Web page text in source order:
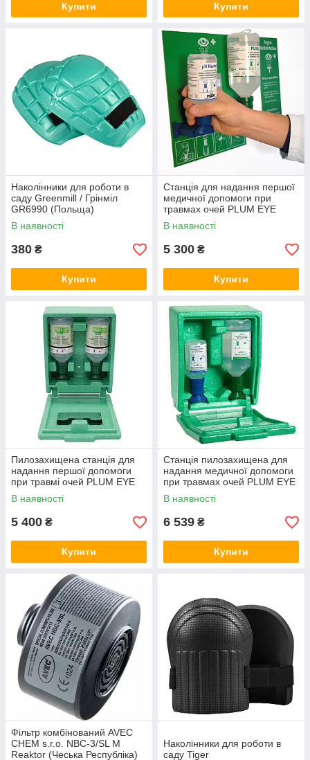
Купити Купити
Наколінники для роботи в
саду Greenmill / Грінміл
GR6990 (Польща)
В наявності
380 ₴
Купити
Станція для надання першої
медичної допомоги при
травмах очей PLUM EYE
WASH / pH NEUTRAL 4770
(Данія)
В наявності
5 300 ₴
Купити
Пилозахищена станція для
надання першої допомоги
при травмі очей PLUM EYE
WASH 4650 (Данія)
В наявності
5 400 ₴
Купити
Станція пилозахищена для
надання медичної допомоги
при травмах очей PLUM EYE
WASH / pH NEUTRAL 4789
(Данія)
В наявності
6 539 ₴
Купити
Фільтр комбінований AVEC
CHEM s.r.o. NBC-3/SL M
Reaktor (Чеська Республіка)
Наколінники для роботи в
саду Tiger